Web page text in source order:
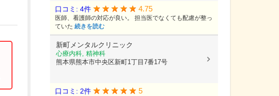
口コミ: 4件 4.75
医師、看護師の対応が良い。 担当医でなくても配慮が整っ
ていた 続きを読む
新町メンタルクリニック
心療内科, 精神科
熊本県熊本市中央区新町1丁目7番17号
口コミ: 2件 5